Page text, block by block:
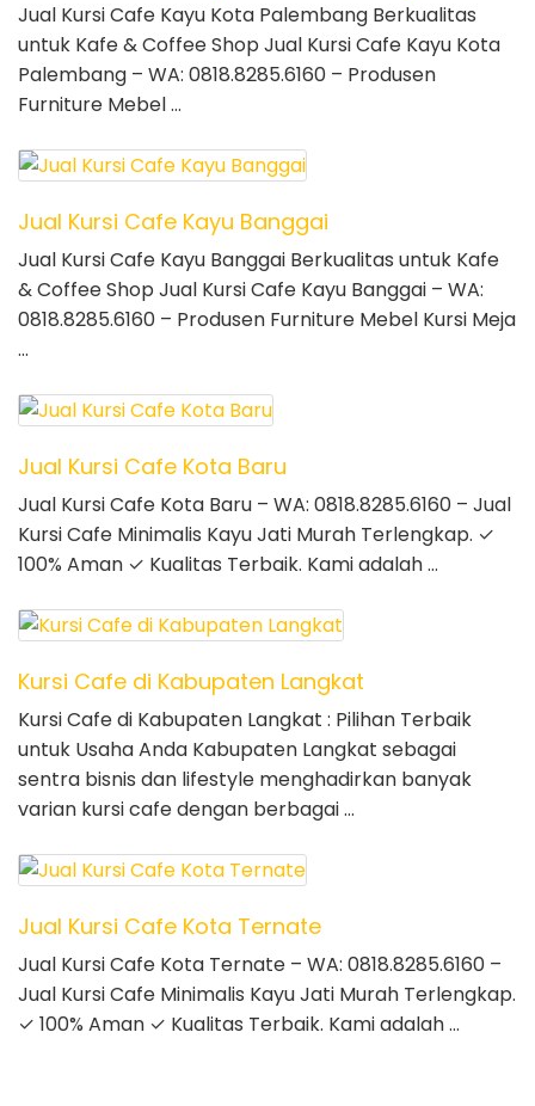
Jual Kursi Cafe Kayu Kota Palembang Berkualitas
untuk Kafe & Coffee Shop Jual Kursi Cafe Kayu Kota
Palembang – WA: 0818.8285.6160 – Produsen
Furniture Mebel …
Jual Kursi Cafe Kayu Banggai
Jual Kursi Cafe Kayu Banggai Berkualitas untuk Kafe
& Coffee Shop Jual Kursi Cafe Kayu Banggai – WA:
0818.8285.6160 – Produsen Furniture Mebel Kursi Meja
…
Jual Kursi Cafe Kota Baru
Jual Kursi Cafe Kota Baru – WA: 0818.8285.6160 – Jual
Kursi Cafe Minimalis Kayu Jati Murah Terlengkap. ✓
100% Aman ✓ Kualitas Terbaik. Kami adalah …
Kursi Cafe di Kabupaten Langkat
Kursi Cafe di Kabupaten Langkat : Pilihan Terbaik
untuk Usaha Anda Kabupaten Langkat sebagai
sentra bisnis dan lifestyle menghadirkan banyak
varian kursi cafe dengan berbagai …
Jual Kursi Cafe Kota Ternate
Jual Kursi Cafe Kota Ternate – WA: 0818.8285.6160 –
Jual Kursi Cafe Minimalis Kayu Jati Murah Terlengkap.
✓ 100% Aman ✓ Kualitas Terbaik. Kami adalah …